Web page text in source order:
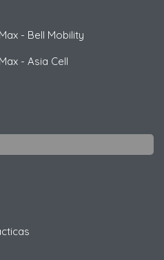
- Bell Mobility
- Asia Cell